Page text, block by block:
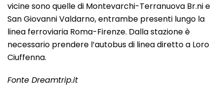
vicine sono quelle di Montevarchi-Terranuova Br.ni e
San Giovanni Valdarno, entrambe presenti lungo la
linea ferroviaria Roma-Firenze. Dalla stazione è
necessario prendere l’autobus di linea diretto a Loro
Ciuffenna.
Fonte Dreamtrip.it